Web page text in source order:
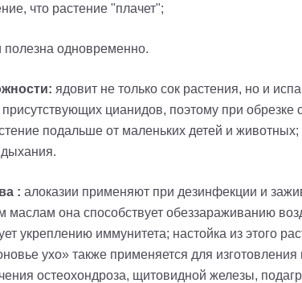
что растение "плачет";
полезна одновременно.
ядовит не только сок растения, но и
цианидов, поэтому при
подальше от маленьких детей и
дыхания.
: алоказии применяют при дезинфекции и
маслам она способствует обеззараживанию
укреплению иммунитета; настойка из этого
ухо» также применяется для
остеохондроза, щитовидной железы,